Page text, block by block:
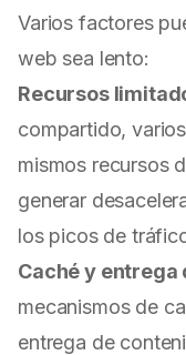
Varios factores
web sea lento:
Recursos
compartido,
mismos recursos
generar
los picos de
Caché y
mecanismos de
entrega de